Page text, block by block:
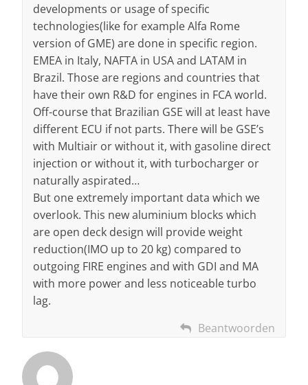
developments or usage of specific
technologies(like for example Alfa Rome
version of GME) are done in specific region.
EMEA in Italy, NAFTA in USA and LATAM in
Brazil. Those are regions and countries that
have their own R&D for engines in FCA world.
Off-course that Brazilian GSE will at least have
different ECU if not parts. There will be GSE’s
with Multiair or without it, with gasoline direct
injection or without it, with turbocharger or
naturally aspirated…
But one extremely important data which we
overlook. This new aluminium blocks which
are open deck design will provide weight
reduction(IMO up to 20 kg) compared to
outgoing FIRE engines and with GDI and MA
with more power and less noticeable turbo
lag.
Beantwoorden